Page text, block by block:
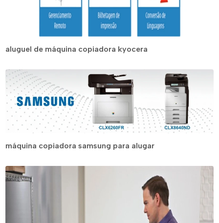
aluguel de máquina copiadora kyocera
máquina copiadora samsung para alugar